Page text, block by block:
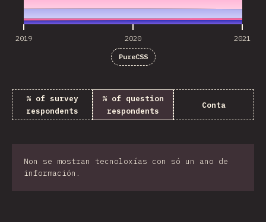
2019 2020 2021
PureCSS
% of survey
respondents
% of question
respondents
Conta
Non se mostran tecnoloxías con só un ano de
información.